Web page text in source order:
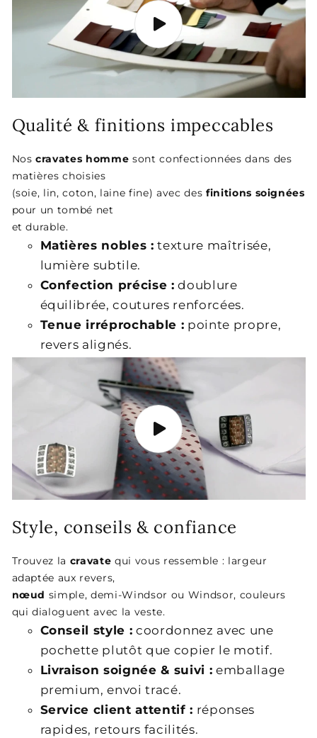
Qualité & finitions impeccables
Noscravates homme sont confectionnées dans des
matières choisies
(soie, lin, coton, laine fine) avec des finitions soignées
pour un tombé net
et durable.
Matières nobles : texture maîtrisée,
lumière subtile.
Confection précise : doublure
équilibrée, coutures renforcées.
Tenue irréprochable : pointe propre,
revers alignés.
Style, conseils & confiance
Trouvez la cravate qui vous ressemble : largeur
adaptée aux revers,
nœud simple, demi-Windsor ou Windsor, couleurs
qui dialoguent avec la veste.
Conseil style : coordonnez avec une
pochette plutôt que copier le motif.
Livraison soignée & suivi : emballage
premium, envoi tracé.
Service client attentif : réponses
rapides, retours facilités.